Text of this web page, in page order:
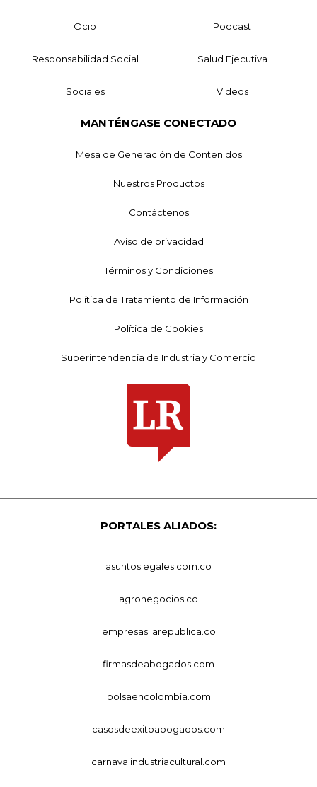
Ocio Podcast
Responsabilidad Social Salud Ejecutiva
Sociales Videos
MANTÉNGASE CONECTADO
Mesa de Generación de Contenidos
Nuestros Productos
Contáctenos
Aviso de privacidad
Términos y Condiciones
Política de Tratamiento de Información
Política de Cookies
Superintendencia de Industria y Comercio
PORTALES ALIADOS:
asuntoslegales.com.co
agronegocios.co
empresas.larepublica.co
firmasdeabogados.com
bolsaencolombia.com
casosdeexitoabogados.com
carnavalindustriacultural.com